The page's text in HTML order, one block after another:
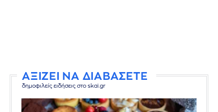
ΑΞΙΖΕΙ ΝΑ ΔΙΑΒΑΣΕΤΕ
δημοφιλείς ειδήσεις στο skai.gr